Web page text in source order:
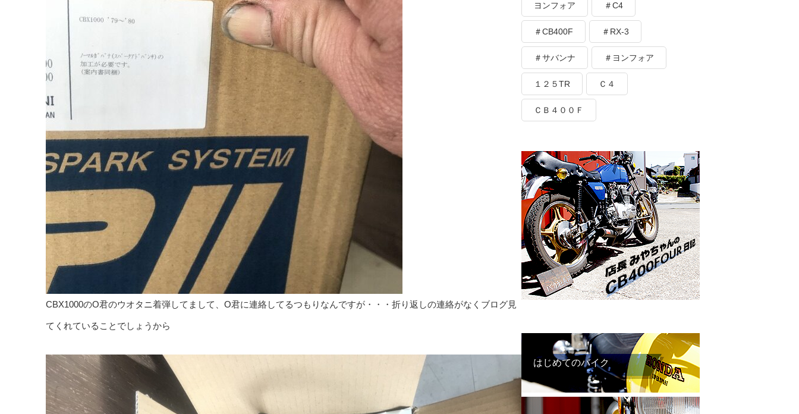
CBX1000のO君のウオタニ着弾してまして、O君に連絡してるつもりなんですが・・・折り返しの連絡がなくブログ見
てくれていることでしょうから
ヨンフォア ＃C4
＃CB400F ＃RX-3
＃サバンナ ＃ヨンフォア
１２５TR Ｃ４
ＣＢ４００Ｆ
はじめてのバイク